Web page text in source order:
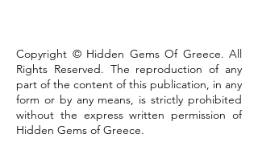
Copyright © Hidden Gems Of Greece. All
Rights Reserved. The reproduction of any
part of the content of this publication, in any
form or by any means, is strictly prohibited
without the express written permission of
Hidden Gems of Greece.